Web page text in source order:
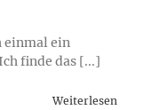
einmal ein
finde das [...]
Weiterlesen